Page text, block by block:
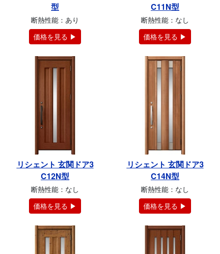
型
断熱性能：あり
価格を見る ▶
C11N型
断熱性能：なし
価格を見る ▶
リシェント 玄関ドア3
C12N型
断熱性能：なし
価格を見る ▶
リシェント 玄関ドア3
C14N型
断熱性能：なし
価格を見る ▶